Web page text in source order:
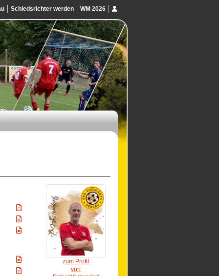
Schiedsrichter werden WM 2026
zum Profil
von